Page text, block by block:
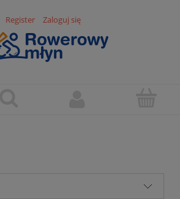
Register Zaloguj się